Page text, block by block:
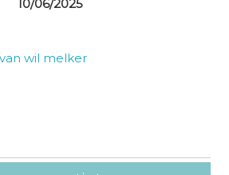
10/06/2025
wil melker